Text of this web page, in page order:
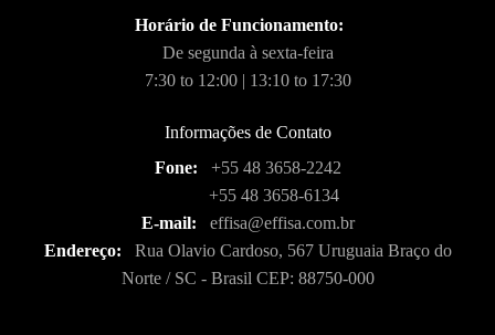
Horário de Funcionamento:
De segunda à sexta-feira
7:30 to 12:00 | 13:10 to 17:30
Informações de Contato
Fone:
+55 48 3658-2242
+55 48 3658-6134
E-mail:
effisa@effisa.com.br
Endereço:
Rua Olavio Cardoso, 567 Uruguaia Braço do
Norte / SC - Brasil CEP: 88750-000